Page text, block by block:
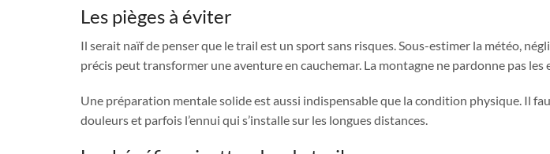
Les pièges à éviter
Il serait naïf de penser que le trail est un sport sans risques. Sous-estimer la météo,
précis peut transformer une aventure en cauchemar. La montagne ne pardonne pas les
Une préparation mentale solide est aussi indispensable que la condition physique. Il
douleurs et parfois l’ennui qui s’installe sur les longues distances.